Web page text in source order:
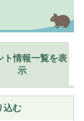
ト情報一覧を表
示
込む